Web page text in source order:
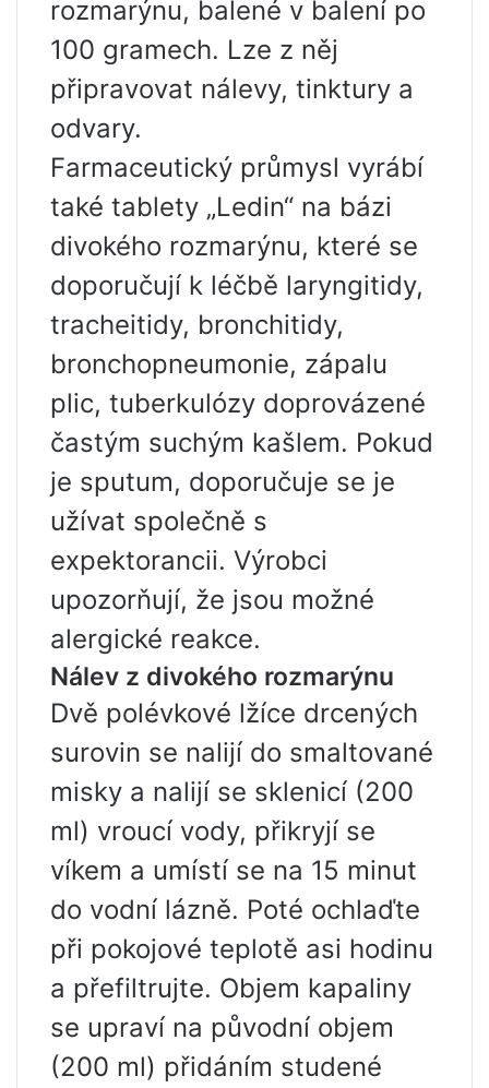
rozmarýnu, balené v balení po
100 gramech. Lze z něj
připravovat nálevy, tinktury a
odvary.
Farmaceutický průmysl vyrábí
také tablety „Ledin“ na bázi
divokého rozmarýnu, které se
doporučují k léčbě laryngitidy,
tracheitidy, bronchitidy,
bronchopneumonie, zápalu
plic, tuberkulózy doprovázené
častým suchým kašlem. Pokud
je sputum, doporučuje se je
užívat společně s
expektorancii. Výrobci
upozorňují, že jsou možné
alergické reakce.
Nálev z divokého rozmarýnu
Dvě polévkové lžíce drcených
surovin se nalijí do smaltované
misky a nalijí se sklenicí (200
ml) vroucí vody, přikryjí se
víkem a umístí se na 15 minut
do vodní lázně. Poté ochlaďte
při pokojové teplotě asi hodinu
a přefiltrujte. Objem kapaliny
se upraví na původní objem
(200 ml) přidáním studené